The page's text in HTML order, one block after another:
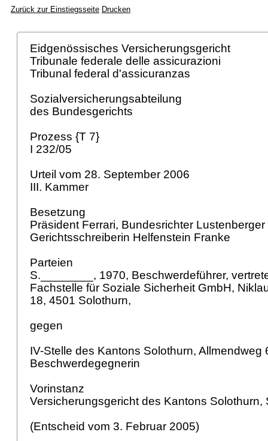
Zurück zur Einstiegsseite Drucken
Eidgenössisches Versicherungsgericht
Tribunale federale delle assicurazioni
Tribunal federal d'assicuranzas
Sozialversicherungsabteilung
des Bundesgerichts
Prozess {T 7}
I 232/05
Urteil vom 28. September 2006
III. Kammer
Besetzung
Präsident Ferrari, Bundesrichter
Gerichtsschreiberin Helfenstein Franke
Parteien
S.________, 1970, Beschwerdeführer,
Fachstelle für Soziale Sicherheit GmbH,
18, 4501 Solothurn,
gegen
IV-Stelle des Kantons Solothurn, Allmendweg
Beschwerdegegnerin
Vorinstanz
Versicherungsgericht des Kantons
(Entscheid vom 3. Februar 2005)